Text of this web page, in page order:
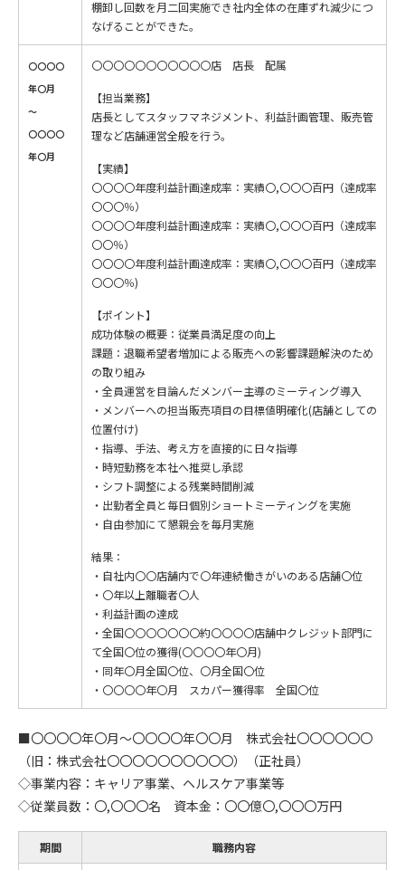
棚卸し回数を月二回実施でき社内全体の在庫ずれ減少につ
なげることができた。
〇〇〇〇
年〇月
～
〇〇〇〇
年〇月
〇〇〇〇〇〇〇〇〇〇〇店 店長 配属
【担当業務】
店長としてスタッフマネジメント、利益計画管理、販売管
理など店舗運営全般を行う。
【実績】
〇〇〇〇年度利益計画達成率：実績〇,〇〇〇百円（達成率
〇〇〇％）
〇〇〇〇年度利益計画達成率：実績〇,〇〇〇百円（達成率
〇〇％）
〇〇〇〇年度利益計画達成率：実績〇,〇〇〇百円（達成率
〇〇〇％)
【ポイント】
成功体験の概要：従業員満足度の向上
課題：退職希望者増加による販売への影響課題解決のため
の取り組み
・全員運営を目論んだメンバー主導のミーティング導入
・メンバーへの担当販売項目の目標値明確化(店舗としての
位置付け)
・指導、手法、考え方を直接的に日々指導
・時短勤務を本社へ推奨し承認
・シフト調整による残業時間削減
・出勤者全員と毎日個別ショートミーティングを実施
・自由参加にて懇親会を毎月実施
結果：
・自社内〇〇店舗内で〇年連続働きがいのある店舗〇位
・〇年以上離職者〇人
・利益計画の達成
・全国〇〇〇〇〇〇〇約〇〇〇〇店舗中クレジット部門に
て全国〇位の獲得(〇〇〇〇年〇月)
・同年〇月全国〇位、〇月全国〇位
・〇〇〇〇年〇月 スカパー獲得率 全国〇位
■〇〇〇〇年〇月～〇〇〇〇年〇〇月 株式会社〇〇〇〇〇〇
（旧：株式会社〇〇〇〇〇〇〇〇〇〇）（正社員）
◇事業内容：キャリア事業、ヘルスケア事業等
◇従業員数：〇,〇〇〇名 資本金：〇〇億〇,〇〇〇万円
期間 職務内容